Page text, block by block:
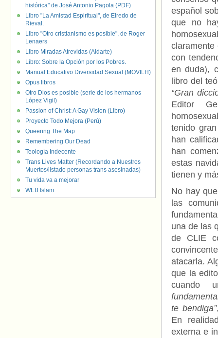
español
que no
claramente
con
en duda),
libro del
“Gran
Editor
tenido
han
han
estas
tienen y
No hay
las
una de las
de CLIE
atacarla.
que la
cuando
te bendiga”
En
externa e
histórica" de José Antonio Pagola (PDF)
Libro "La Amistad Espiritual", de Elredo de
Rieval.
Libro "Otro cristianismo es posible", de Roger
Lenaers
Libro Miradas Atrevidas (Aldarte)
Libro: Sobre la Opción por los Pobres.
Manual Educativo Diversidad Sexual (MOVILH)
Opus libros
Otro Dios es posible (serie de los hermanos
López Vigil)
Passion of Christ: A Gay Vision (Libro)
Proyecto Todo Mejora (Perú)
Queering The Map
Remembering Our Dead
Teología Indecente
Trans Lives Matter (Recordando a Nuestros
Muertos/listado personas trans asesinadas)
Tu vida va a mejorar
WEB Islam